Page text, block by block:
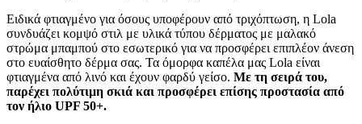
Ειδικά φτιαγμένο για όσους υποφέρουν από τριχόπτωση, η Lola
συνδυάζει κομψό στιλ με υλικά τύπου δέρματος με μαλακό
στρώμα μπαμπού στο εσωτερικό για να προσφέρει επιπλέον άνεση
στο ευαίσθητο δέρμα σας. Τα όμορφα καπέλα μας Lola είναι
φτιαγμένα από λινό και έχουν φαρδύ γείσο. Με τη σειρά του,
παρέχει πολύτιμη σκιά και προσφέρει επίσης προστασία από
τον ήλιο UPF 50+.